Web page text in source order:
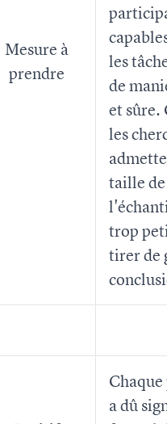
Mesure à
prendre
les
de
et sûre.
les
taille de
trop
tirer de
a dû